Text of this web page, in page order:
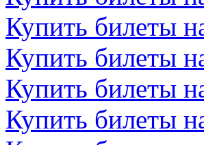
Купить билеты
Купить билеты
Купить билеты
Купить билеты